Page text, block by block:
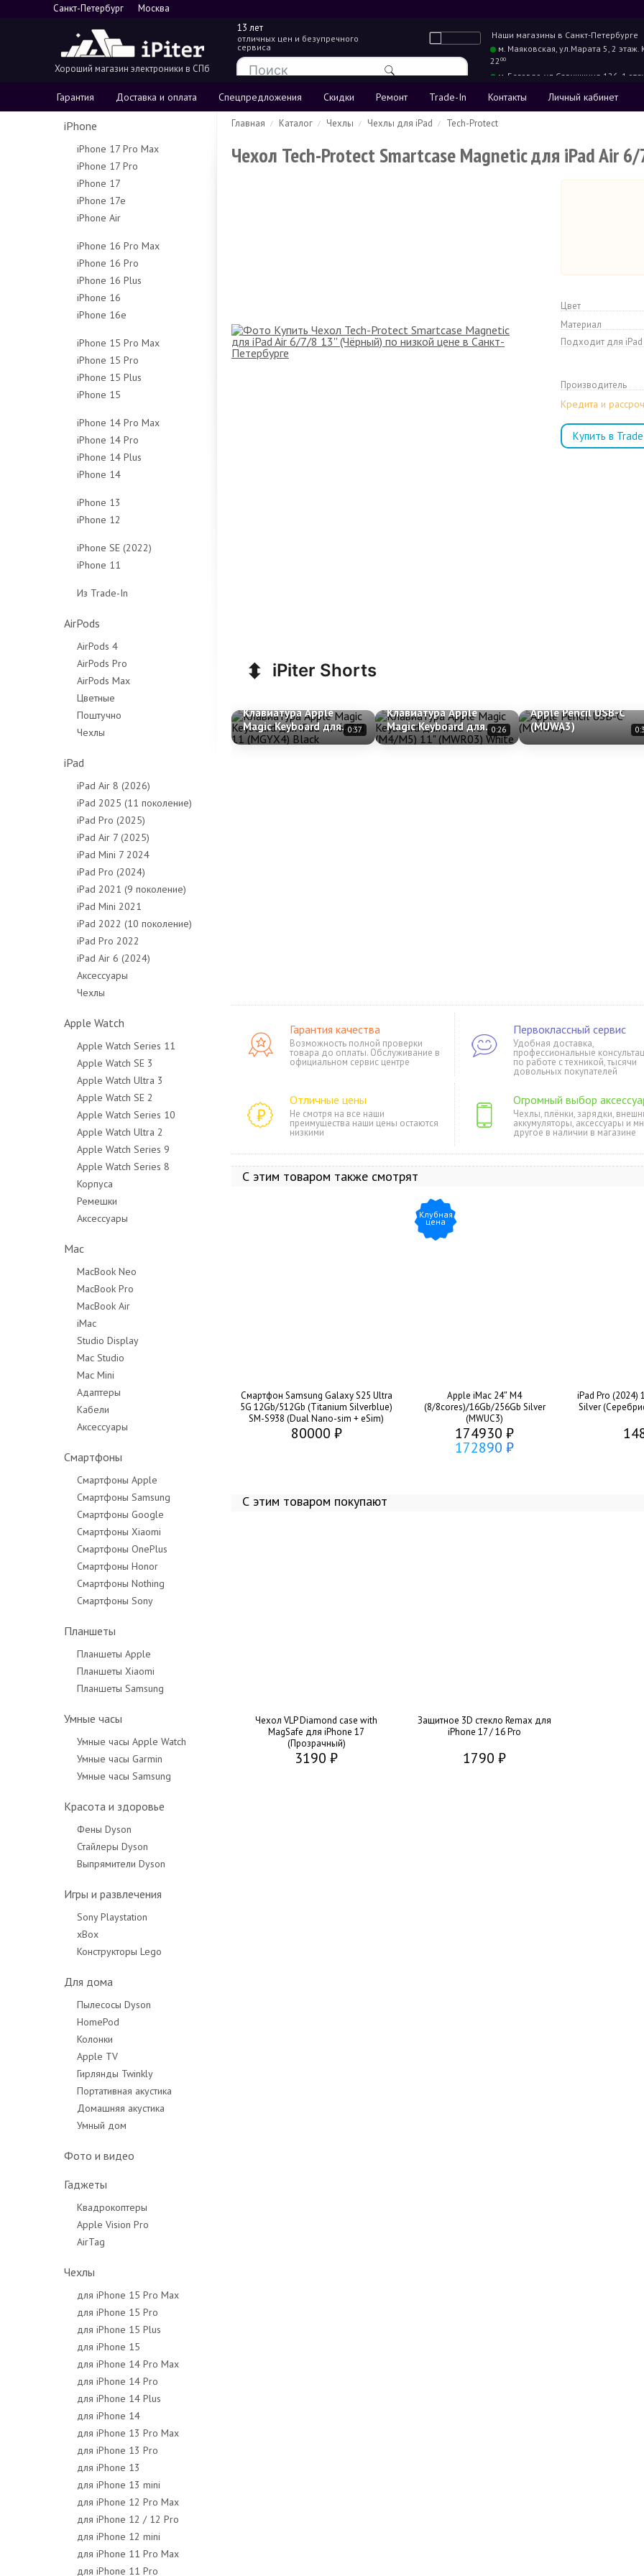
Санкт-Петербург Москва
Хороший магазин электроники в СПб
Наши магазины в Санкт-Петербурге
м. Маяковская, ул.Марата 5, 2 этаж.
2200
м. Беговая, ул.Савушкина 126, 1
13 лет
отличных цен и безупречного
сервиса
Гарантия Доставка и оплата Спецпредложения Скидки Ремонт Trade-In Контакты Личный кабинет
iPhone
iPhone 17 Pro Max
256Gb
512Gb
1Tb
2Tb
iPhone 17 Pro
256Gb
512Gb
1Tb
iPhone 17
256Gb
512Gb
iPhone 17e
256Gb
iPhone Air
iPhone 16 Pro Max
256Gb
512Gb
1Tb
Чехлы
iPhone 16 Pro
128Gb
256Gb
512Gb
Чехлы
iPhone 16 Plus
128Gb
256Gb
Чехлы
iPhone 16
128Gb
Чехлы
iPhone 16e
Чехлы
iPhone 15 Pro Max
256Gb
512Gb
1Tb
Чехлы
iPhone 15 Pro
128Gb
256Gb
Чехлы
iPhone 15 Plus
128Gb
Чехлы
iPhone 15
Чехлы
iPhone 14 Pro Max
128Gb
256Gb
512Gb
Чехлы
iPhone 14 Pro
128Gb
256Gb
iPhone 14 Plus
128Gb
iPhone 14
Чехлы
iPhone 13
128Gb
iPhone 12
Чехлы
iPhone SE (2022)
64Gb
Чехлы
Защитные стёкла
iPhone 11
Чехлы
Из Trade-In
AirPods
AirPods 4
AirPods Pro
AirPods Max
Цветные
Поштучно
Чехлы
iPad
iPad Air 8 (2026)
iPad 2025 (11 поколение)
iPad Pro (2025)
iPad Air 7 (2025)
iPad Mini 7 2024
iPad Pro (2024)
iPad 2021 (9 поколение)
iPad Mini 2021
iPad 2022 (10 поколение)
iPad Pro 2022
iPad Air 6 (2024)
Аксессуары
Чехлы
Apple Watch
Apple Watch Series 11
Apple Watch SE 3
Apple Watch Ultra 3
Apple Watch SE 2
Apple Watch Series 10
Apple Watch Ultra 2
Apple Watch Series 9
Apple Watch Series 8
Корпуса
Ремешки
Аксессуары
Mac
MacBook Neo
MacBook Pro
MacBook Pro 14"
MacBook Pro 16"
MacBook Air
iMac
Studio Display
Mac Studio
Mac Mini
Адаптеры
Кабели
Аксессуары
Смартфоны
Смартфоны Apple
Смартфоны Samsung
Смартфоны Google
Смартфоны Xiaomi
Смартфоны OnePlus
Смартфоны Honor
Смартфоны Nothing
Смартфоны Sony
Планшеты
Планшеты Apple
Планшеты Xiaomi
Планшеты Samsung
Умные часы
Умные часы Apple Watch
Умные часы Garmin
Умные часы Samsung
Красота и здоровье
Фены Dyson
Стайлеры Dyson
Выпрямители Dyson
Игры и развлечения
Sony Playstation
xBox
Конструкторы Lego
Для дома
Пылесосы Dyson
HomePod
Колонки
Apple TV
Гирлянды Twinkly
Портативная акустика
Домашняя акустика
Умный дом
Фото и видео
Гаджеты
Квадрокоптеры
Apple Vision Pro
AirTag
Чехлы
для iPhone 15 Pro Max
для iPhone 15 Pro
для iPhone 15 Plus
для iPhone 15
для iPhone 14 Pro Max
для iPhone 14 Pro
для iPhone 14 Plus
для iPhone 14
для iPhone 13 Pro Max
для iPhone 13 Pro
для iPhone 13
для iPhone 13 mini
для iPhone 12 Pro Max
для iPhone 12 / 12 Pro
для iPhone 12 mini
для iPhone 11 Pro Max
для iPhone 11 Pro
Главная Каталог Чехлы Чехлы для iPad Tech-Protect
Чехол Tech-Protect Smartcase Magnetic для iPad Air
Цвет
Материал
Подходит для iPad
Производитель
Кредита и
Купить в
⬍ iPiter Shorts
Клавиатура Apple
Magic Keyboard для
iPad Air 6/7/8 11
0:37
Клавиатура Apple
Magic Keyboard для
iPad Pro (M4/M5) 11"
0:26
Apple Pencil USB-C
(MUWA3)
Гарантия качества
Возможность полной проверки
товара до оплаты. Обслуживание в
официальном сервис центре
Первоклассный сервис
Удобная доставка,
профессиональные
по работе с техникой, тысячи
довольных покупателей
Отличные цены
Не смотря на все наши
преимущества наши цены остаются
низкими
Огромный выбор
Чехлы, плёнки, зарядки,
аккумуляторы, аксессуары и
другое в наличии в магазине
С этим товаром также смотрят
Смартфон Samsung Galaxy S25 Ultra
5G 12Gb/512Gb (Titanium Silverblue)
SM-S938 (Dual Nano-sim + eSim)
80000 ₽
Клубная
цена
Apple iMac 24″ M4
(8/8cores)/16Gb/256Gb Silver
(MWUC3)
174930 ₽
172890 ₽
iPad Pro
Silver
С этим товаром покупают
Чехол VLP Diamond case with
MagSafe для iPhone 17
(Прозрачный)
3190 ₽
Защитное 3D стекло Remax для
iPhone 17 / 16 Pro
1790 ₽